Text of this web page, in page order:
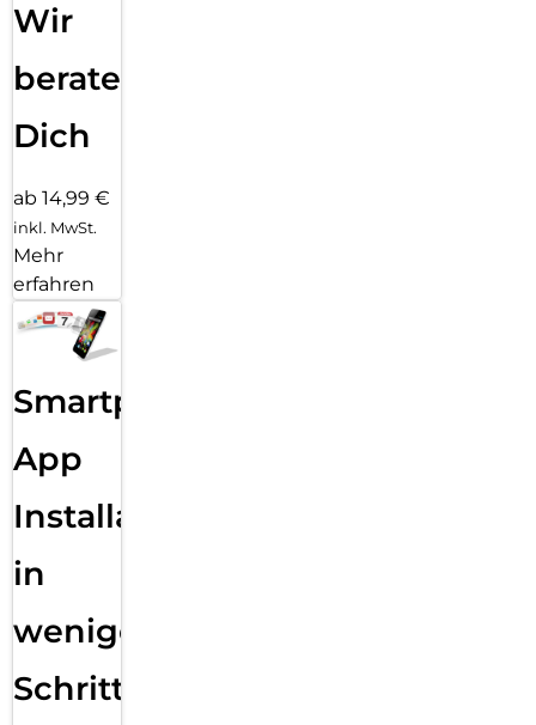
Wir
beraten
Dich
ab 14,99 €
inkl. MwSt.
Mehr
erfahren
Smartphone
App
Installation
in
wenigen
Schritten